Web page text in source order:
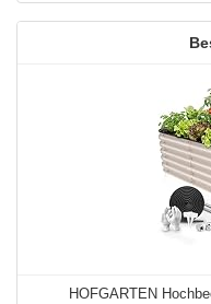
HOFGARTEN